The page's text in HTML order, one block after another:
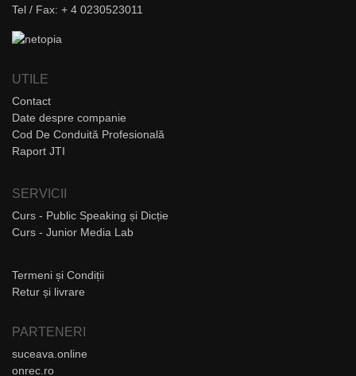
Tel / Fax: + 4 0230523011
UTILE
Contact
Date despre companie
Cod De Conduită Profesională
Raport JTI
SERVICII
Curs - Public Speaking și Dicție
Curs - Junior Media Lab
Termeni și Condiții
Retur și livrare
PARTENERI
suceava.online
onrec.ro